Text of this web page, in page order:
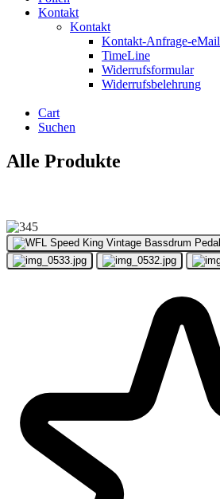
Kontakt
Kontakt
Kontakt-Anfrage-eMail
TimeLine
Widerrufsformular
Widerrufsbelehrung
Cart
Suchen
Alle Produkte